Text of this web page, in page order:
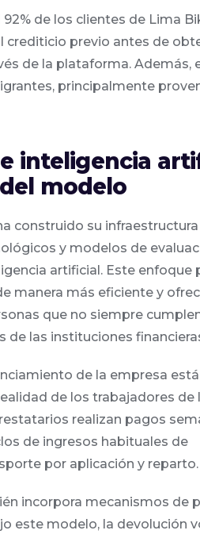
92% de los clientes de Lima
crediticio previo antes de
de la plataforma. Además,
principalmente
inteligencia
modelo
construido su
y modelos de
artificial. Este enfoque
manera más eficiente y
que no siempre
de las instituciones
de la empresa
de los trabajadores de
realizan pagos
de ingresos habituales de
por aplicación y reparto.
incorpora mecanismos de
este modelo, la devolución